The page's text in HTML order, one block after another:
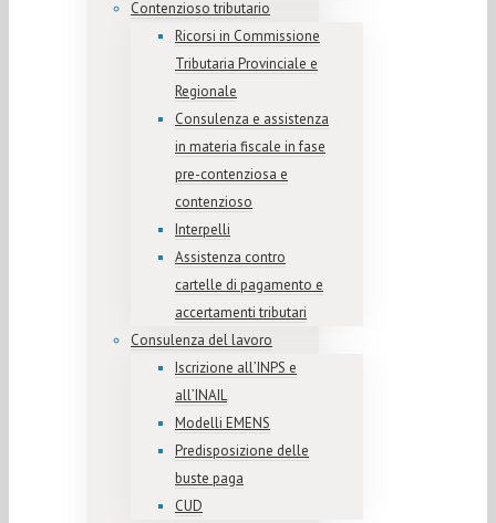
Contenzioso tributario
Ricorsi in Commissione
Tributaria Provinciale e
Regionale
Consulenza e assistenza
in materia fiscale in fase
pre-contenziosa e
contenzioso
Interpelli
Assistenza contro
cartelle di pagamento e
accertamenti tributari
Consulenza del lavoro
Iscrizione all’INPS e
all’INAIL
Modelli EMENS
Predisposizione delle
buste paga
CUD